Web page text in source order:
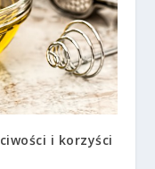
i korzyści